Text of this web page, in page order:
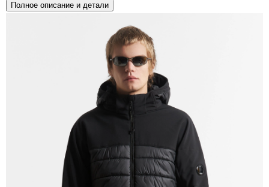
Полное описание и детали